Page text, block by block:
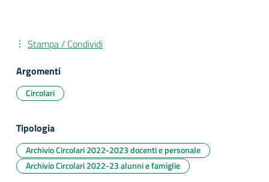
Stampa / Condividi
Argomenti
Circolari
Tipologia
Archivio Circolari 2022-2023 docenti e personale
Archivio Circolari 2022-23 alunni e famiglie